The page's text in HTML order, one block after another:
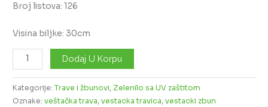
Broj listova: 126
Visina biljke: 30cm
Dodaj U Korpu
Kategorije:Trave i žbunovi, Zelenilo sa UV zaštitom
Oznake:veštačka trava,vestacka travica,vestacki zbun